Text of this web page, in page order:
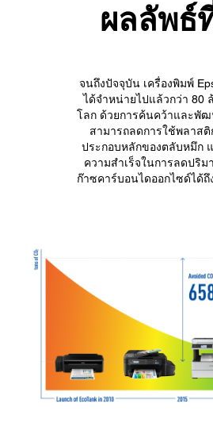
ผลลัพธ์
จนถึงปัจจุบัน เครื่องพิมพ์
ได้จำหน่ายไปแล้วกว่า 80
โลก ด้วยการค้นคว้าและพัฒ
สามารถลดการใช้พลาส
ประกอบหลักของตลับหมึก
ความสำเร็จในการลดปริ
ก๊าซคาร์บอนไดออกไซด์ได้ถึ